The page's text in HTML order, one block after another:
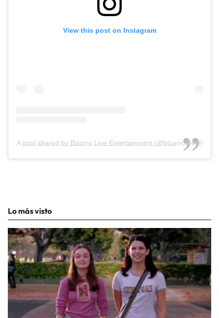
View this post on Instagram
A post shared by Bizarro Live Entertainment (@bizarrolivecl)
Lo más visto